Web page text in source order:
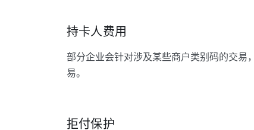
持卡人费用
部分企业会针对涉及某些商户类别码的交易
易。
拒付保护